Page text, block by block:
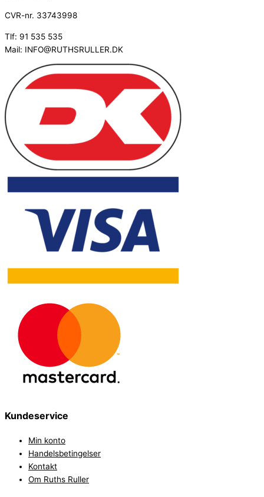
CVR-nr. 33743998
Tlf: 91 535 535
Mail: INFO@RUTHSRULLER.DK
Kundeservice
Min konto
Handelsbetingelser
Kontakt
Om Ruths Ruller